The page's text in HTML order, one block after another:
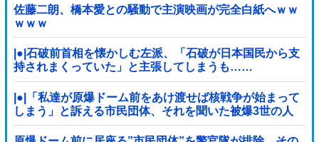
佐藤二朗、橋本愛との騒動で主演映画が完全白紙へｗｗ
ｗｗｗ
|●|石破前首相を懐かしむ左派、「石破が日本国民から支
持されまくっていた」と主張してしまうも……
|●|「私達が原爆ドーム前をあけ渡せば核戦争が始まって
しまう」と訴える市民団体、それを聞いた被爆3世の人
が……